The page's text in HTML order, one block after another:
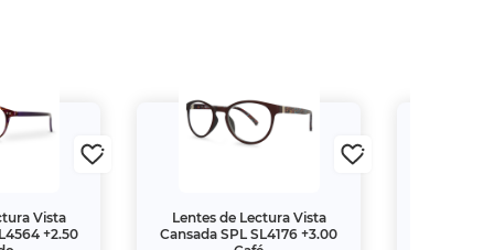
Vista
+2.50
Lentes de Lectura Vista
Cansada SPL SL4176 +3.00